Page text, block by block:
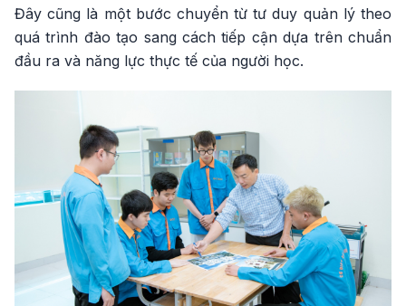
Đây cũng là một bước chuyển từ tư duy quản lý theo
quá trình đào tạo sang cách tiếp cận dựa trên chuẩn
đầu ra và năng lực thực tế của người học.